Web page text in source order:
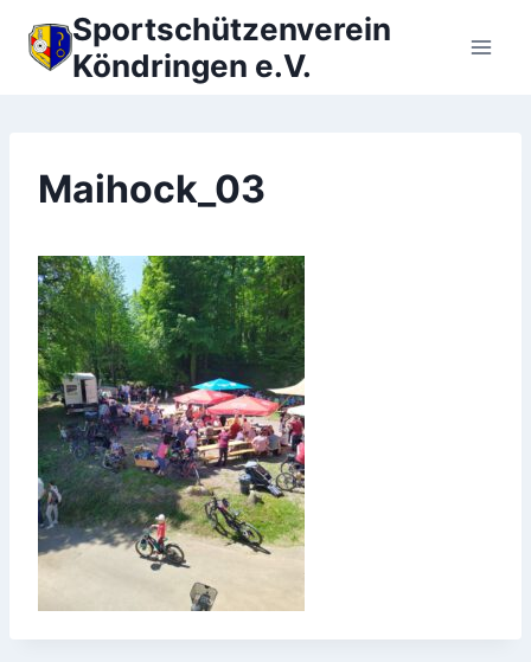
Inhalt
springen
Sportschützenverein
Köndringen e.V.
Maihock_03